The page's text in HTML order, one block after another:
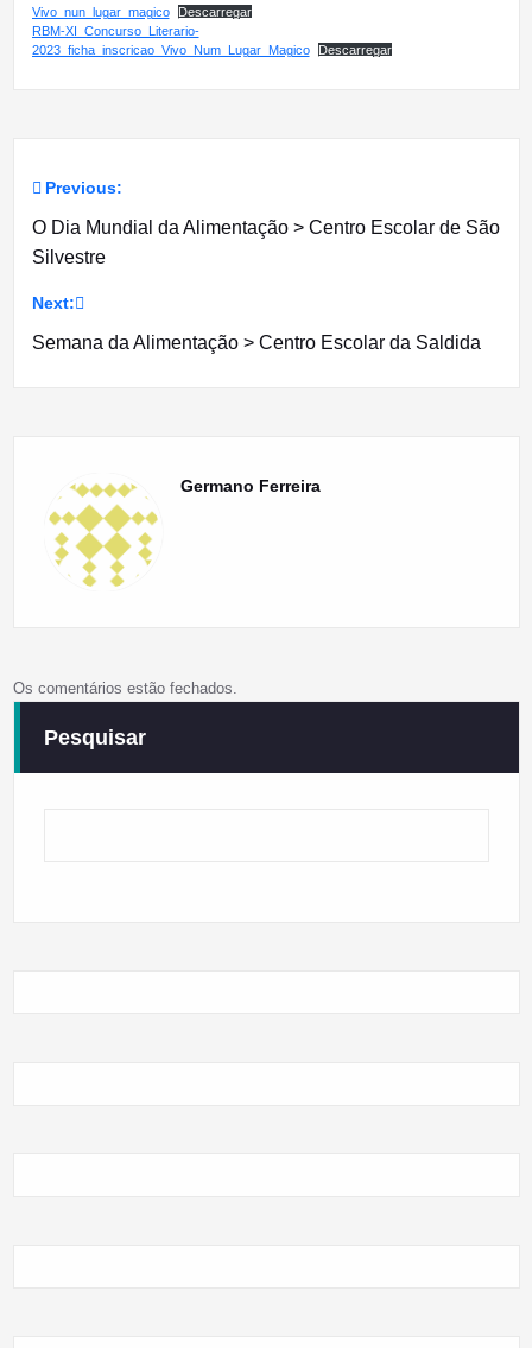
Vivo_nun_lugar_magico
Descarregar
RBM-XI_Concurso_Literario-
2023_ficha_inscricao_Vivo_Num_Lugar_Magico
Descarregar
Navegação
de
artigos
Previous:
O Dia Mundial da Alimentação > Centro Escolar de São
Silvestre
Next:
Semana da Alimentação > Centro Escolar da Saldida
Germano Ferreira
Os comentários estão fechados.
Pesquisar